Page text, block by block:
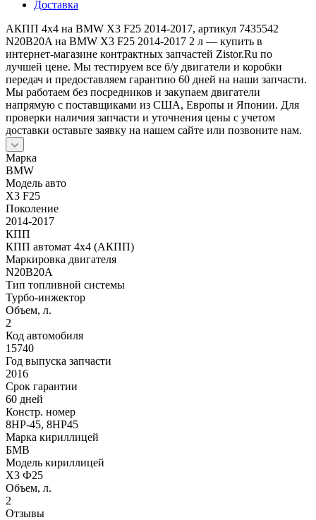
Доставка
АКПП 4х4 на BMW X3 F25 2014-2017, артикул 7435542
N20B20A на BMW X3 F25 2014-2017 2 л — купить в
интернет-магазине контрактных запчастей Zistor.Ru по
лучшей цене. Мы тестируем все б/у двигатели и коробки
передач и предоставляем гарантию 60 дней на наши запчасти.
Мы работаем без посредников и закупаем двигатели
напрямую с поставщиками из США, Европы и Японии. Для
проверки наличия запчасти и уточнения цены с учетом
доставки оставьте заявку на нашем сайте или позвоните нам.
Марка
BMW
Модель авто
X3 F25
Поколение
2014-2017
КПП
КПП автомат 4х4 (АКПП)
Маркировка двигателя
N20B20A
Тип топливной системы
Турбо-инжектор
Объем, л.
2
Код автомобиля
15740
Год выпуска запчасти
2016
Срок гарантии
60 дней
Констр. номер
8HP-45, 8HP45
Марка кириллицей
БМВ
Модель кириллицей
X3 Ф25
Объем, л.
2
Отзывы